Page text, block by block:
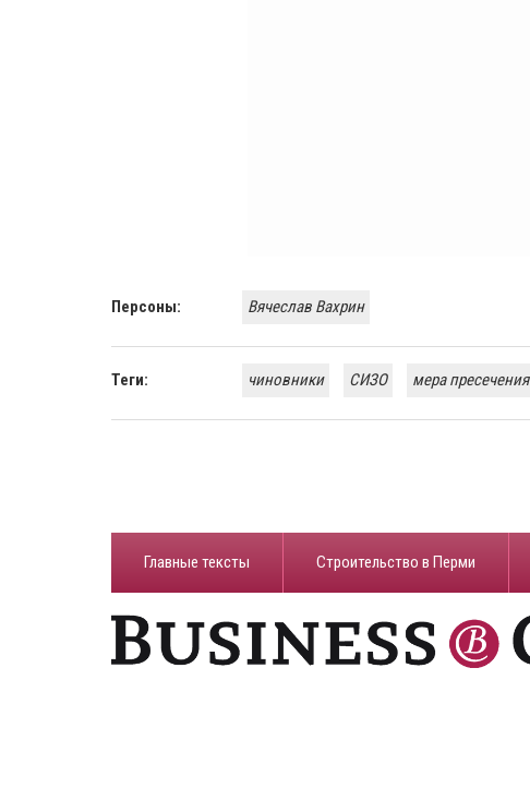
Персоны: Вячеслав Вахрин
Теги: чиновники СИЗО мера пресечения
Главные тексты Строительство в Перми